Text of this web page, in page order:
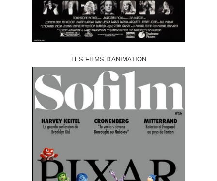
LES FILMS D'ANIMATION